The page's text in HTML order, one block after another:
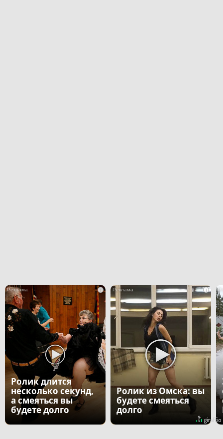
i
Ролик длится
несколько секунд,
а смеяться вы
будете долго
i
Ролик из Омска: вы
будете смеяться
долго